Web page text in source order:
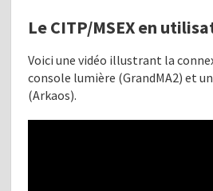
Le CITP/MSEX en
Voici une vidéo illustrant la
console lumière (GrandMA2) et
(Arkaos).